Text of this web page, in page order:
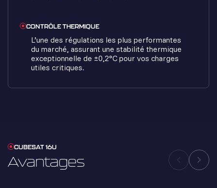
CONTRÔLE THERMIQUE
L’une des régulations les plus performantes
du marché, assurant une stabilité thermique
exceptionnelle de ±0,2°C pour vos charges
utiles critiques.
CUBESAT 16U
Avantages